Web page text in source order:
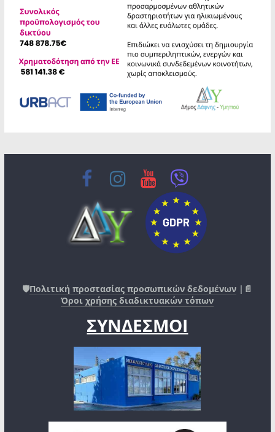
🛡️Πολιτική προστασίας προσωπικών δεδομένων |📄
Όροι χρήσης διαδικτυακών τόπων
ΣΥΝΔΕΣΜΟΙ